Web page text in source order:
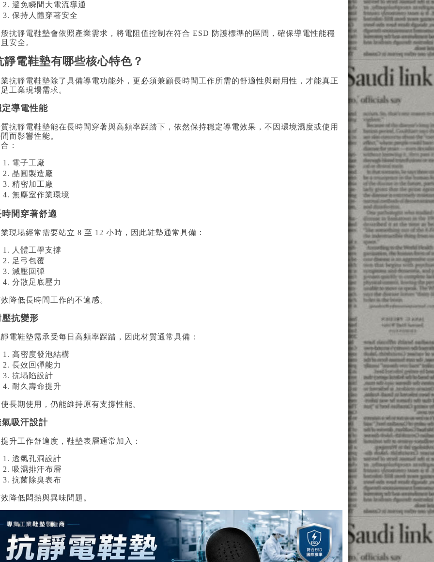
避免瞬間大電流導通
保持人體穿著安全
抗靜電鞋墊會依照產業需求，將電阻值控制在符合 ESD 防護標準的區間，確保導電性能穩
安全。
靜電鞋墊有哪些核心特色？
抗靜電鞋墊除了具備導電功能外，更必須兼顧長時間工作所需的舒適性與耐用性，才能真正
工業現場需求。
定導電性能
抗靜電鞋墊能在長時間穿著與高頻率踩踏下，依然保持穩定導電效果，不因環境濕度或使用
而影響性能。
：
電子工廠
晶圓製造廠
精密加工廠
無塵室作業環境
時間穿著舒適
現場經常需要站立 8 至 12 小時，因此鞋墊通常具備：
人體工學支撐
足弓包覆
減壓回彈
分散足底壓力
降低長時間工作的不適感。
壓抗變形
電鞋墊需承受每日高頻率踩踏，因此材質通常具備：
高密度發泡結構
長效回彈能力
抗塌陷設計
耐久壽命提升
長期使用，仍能維持原有支撐性能。
氣吸汗設計
升工作舒適度，鞋墊表層通常加入：
透氣孔洞設計
吸濕排汗布層
抗菌除臭表布
降低悶熱與異味問題。